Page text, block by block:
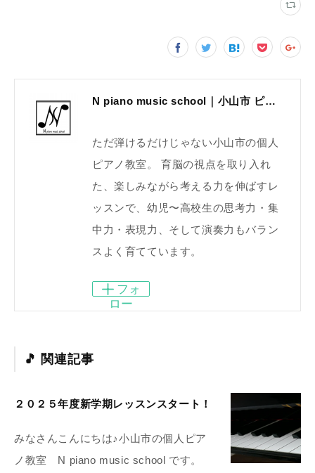
N piano music school｜小山市 ピアノ教室｜考える力・集中力を育てる個人レッスン｜2025年体験レッスン受付中
ただ弾けるだけじゃない小山市の個人
ピアノ教室。 育脳の視点を取り入れ
た、楽しみながら考える力を伸ばすレ
ッスンで、幼児〜高校生の思考力・集
中力・表現力、そして演奏力もバラン
スよく育てています。
フォ
ロー
関連記事
２０２５年度新学期レッスンスタート！
みなさんこんにちは♪小山市の個人ピア
ノ教室 N piano music school です。